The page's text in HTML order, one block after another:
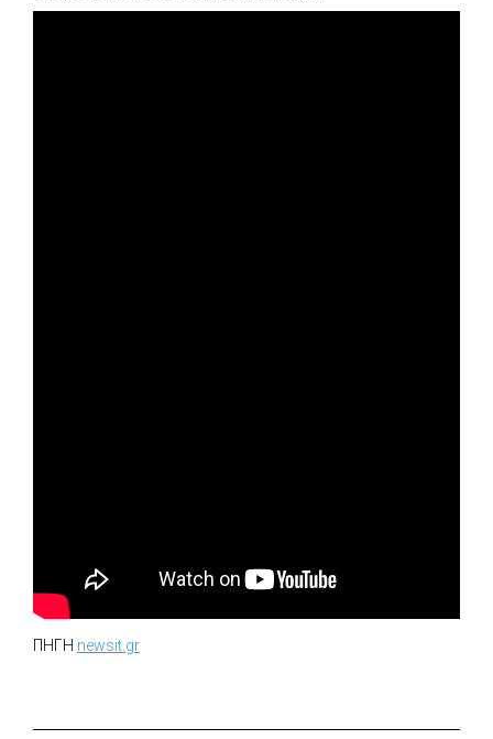
ΠΗΓΗ newsit.gr